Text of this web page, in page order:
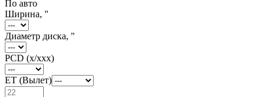
По авто
Ширина, "
Диаметр диска, "
PCD (x/xxx)
ET (Вылет)